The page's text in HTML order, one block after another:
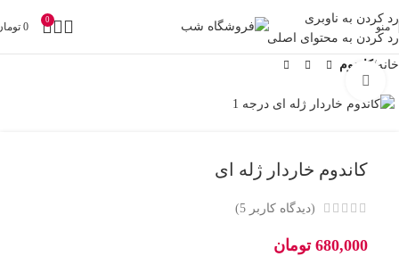
رد کردن به ناوبری
رد کردن به محتوای اصلی
منو
0
0
خانه کاندوم
کاندوم خاردار ژله ای
(دیدگاه کاربر 5
)
680,000 تومان